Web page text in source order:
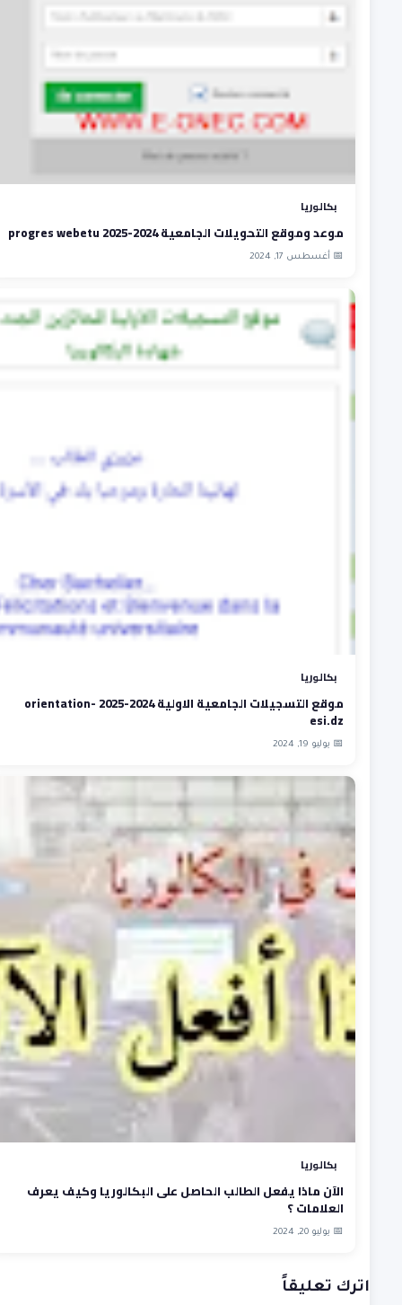
بكالوريا
موعد وموقع التحويلات الجامعية 2024-2025 progres webetu
📅 أغسطس 17, 2024
بكالوريا
موقع التسجيلات الجامعية الاولية 2024-2025 orientation-
esi.dz
📅 يوليو 19, 2024
بكالوريا
الآن ماذا يفعل الطالب الحاصل على البكالوريا وكيف يعرف
العلامات ؟
📅 يوليو 20, 2024
اترك تعليقاً